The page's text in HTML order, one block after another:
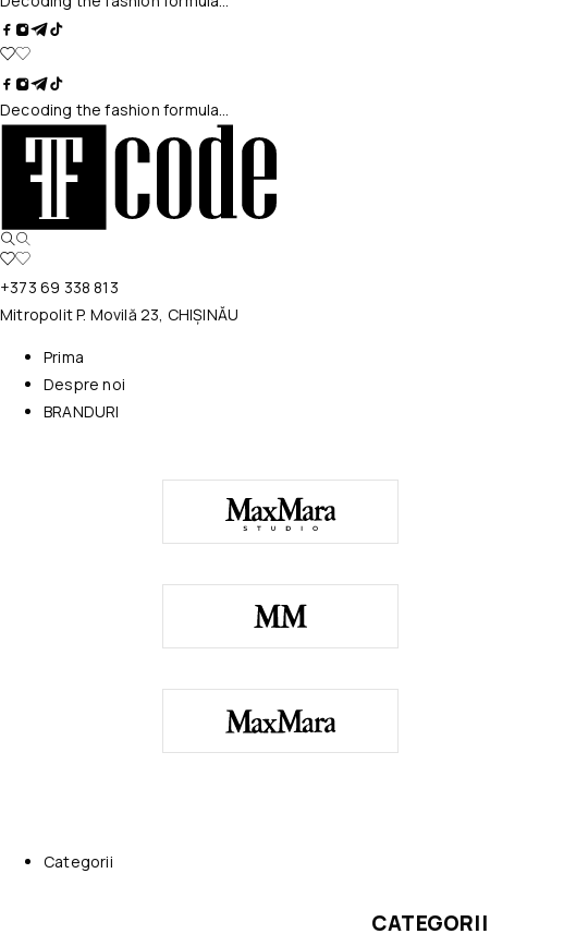
Decoding the fashion formula…
+373 69 338 813
Mitropolit P. Movilă 23, CHIȘINĂU
Prima
Despre noi
BRANDURI
Categorii
CATEGORII